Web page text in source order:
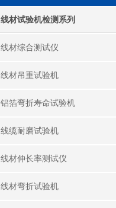
线材试验机检测系列
线材综合测试仪
线材吊重试验机
铝箔弯折寿命试验机
线缆耐磨试验机
线材伸长率测试仪
线材弯折试验机